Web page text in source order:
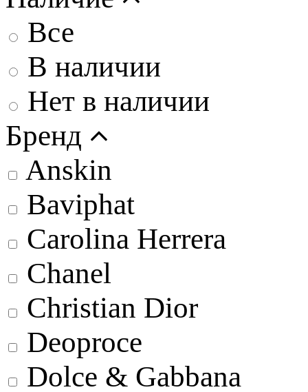
Все
В наличии
Нет в наличии
Бренд
Anskin
Baviphat
Carolina Herrera
Chanel
Christian Dior
Deoproce
Dolce & Gabbana